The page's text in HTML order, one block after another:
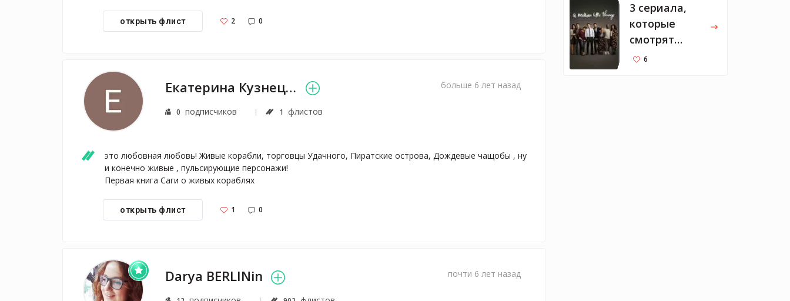
открыть флист 2 0
Екатерина Кузнецова
0 подписчиков 1 флистов
больше 6 лет назад
это любовная любовь! Живые корабли, торговцы Удачного, Пиратские острова, Дождевые чащобы , ну
и конечно живые , пульсирующие персонажи!
Первая книга Саги о живых кораблях
открыть флист 1 0
Darya BERLINin почти 6 лет назад
3 сериала,
которые
смотрят
Мелинда и
6